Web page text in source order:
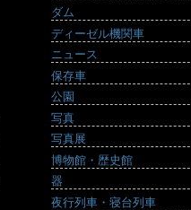
ダム
ディーゼル機関車
ニュース
保存車
公園
写真
写真展
博物館・歴史館
器
夜行列車・寝台列車